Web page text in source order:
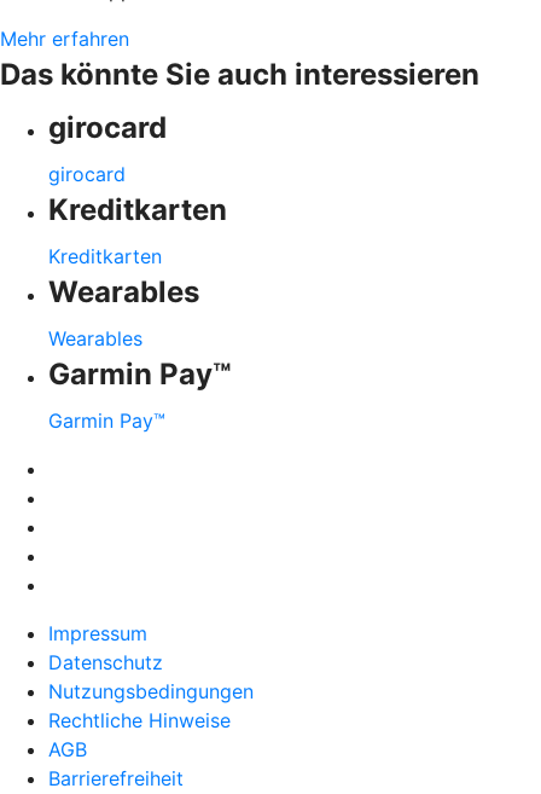
Mehr erfahren
Das könnte Sie auch interessieren
girocard
girocard
Kreditkarten
Kreditkarten
Wearables
Wearables
Garmin Pay™
Garmin Pay™
Impressum
Datenschutz
Nutzungsbedingungen
Rechtliche Hinweise
AGB
Barrierefreiheit